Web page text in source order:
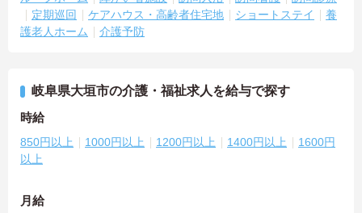
定期巡回
ケアハウス・高齢者住宅地 ショートステイ
養
護老人ホーム
介護予防
岐阜県大垣市の介護・福祉求人を給与で探す
時給
850円以上 1000円以上 1200円以上 1400円以上
1600円
以上
月給